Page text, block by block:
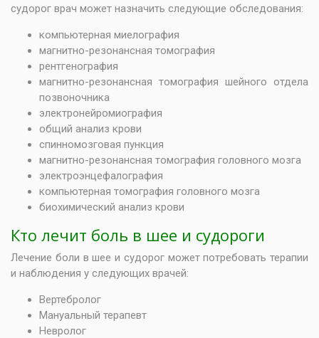
судорог врач может назначить следующие обследования:
компьютерная миелография
магнитно-резонансная томография
рентгенография
магнитно-резонансная томография шейного отдела
позвоночника
электронейромиография
общий анализ крови
спинномозговая пункция
магнитно-резонансная томография головного мозга
электроэнцефалография
компьютерная томография головного мозга
биохимический анализ крови
Кто лечит боль в шее и судороги
Лечение боли в шее и судорог может потребовать терапии
и наблюдения у следующих врачей:
Вертебролог
Мануальный терапевт
Невролог